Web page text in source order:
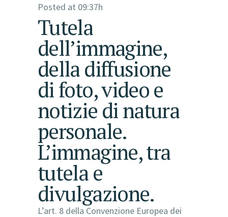
Posted at 09:37h
Tutela
dell’immagine,
della diffusione
di foto, video e
notizie di natura
personale.
L’immagine, tra
tutela e
divulgazione.
L’art. 8 della Convenzione Europea dei